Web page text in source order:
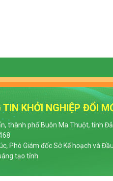
TIN KHỞI NGHIỆP ĐỔI
thành phố Buôn Ma Thuột, tỉnh
Phó Giám đốc Sở Kế hoạch và
tạo tỉnh